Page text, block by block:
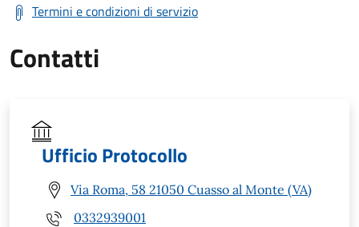
Termini e condizioni di servizio
Contatti
Ufficio Protocollo
Via Roma, 58 21050 Cuasso al Monte (VA)
0332939001